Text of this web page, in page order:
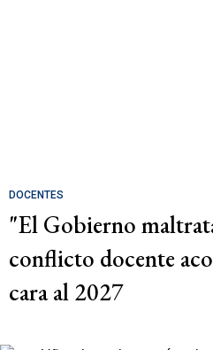
DOCENTES
"El Gobierno
conflicto docente
cara al 2027